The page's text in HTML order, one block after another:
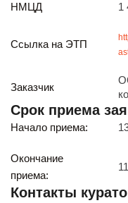
тел.: + 7 (3952) 792-193
Режим работы (UTC+8)
с 8:00 до 17:15
НМЦД 1
Ссылка на ЭТП
Заказчик
Срок приема
Начало приема:
Окончание
приема:
Контакты